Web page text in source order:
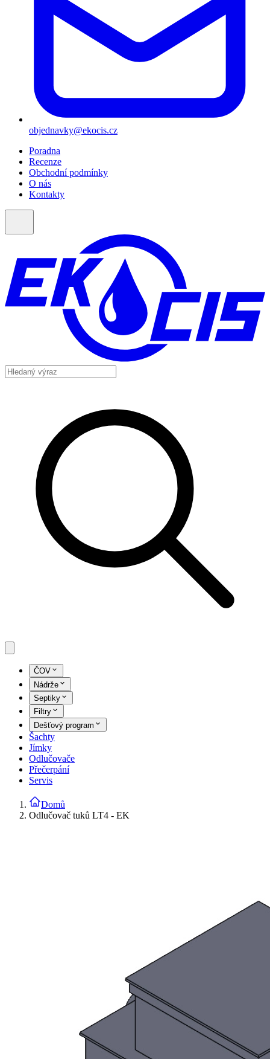
objednavky@ekocis.cz
Poradna
Recenze
Obchodní podmínky
O nás
Kontakty
ČOV
Nádrže
Septiky
Filtry
Dešťový program
Šachty
Jímky
Odlučovače
Přečerpání
Servis
Domů
Odlučovač tuků LT4 - EK